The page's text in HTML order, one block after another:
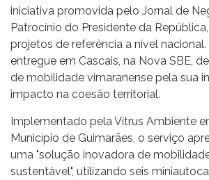
iniciativa promovida pelo Jornal de
Patrocínio do Presidente da
projetos de referência a nível nacional.
entregue em Cascais, na Nova SBE,
de mobilidade vimaranense pela sua
impacto na coesão territorial.
Implementado pela Vitrus Ambiente
Município de Guimarães, o serviço
uma "solução inovadora de
sustentável", utilizando seis